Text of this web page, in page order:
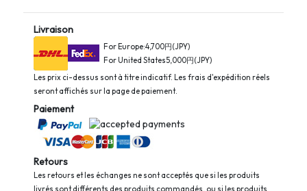
Livraison
For Europe:4,700円(JPY)
For United States5,000円(JPY)
Les prix ci-dessus sont à titre indicatif. Les frais d'expédition réels
seront affichés sur la page de paiement.
Paiement
Retours
Les retours et les échanges ne sont acceptés que si les produits
livrés sont différents des produits commandés, ou si les produits